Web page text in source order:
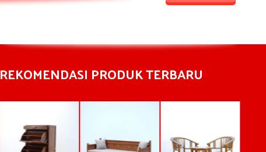
REKOMENDASI PRODUK TERBARU